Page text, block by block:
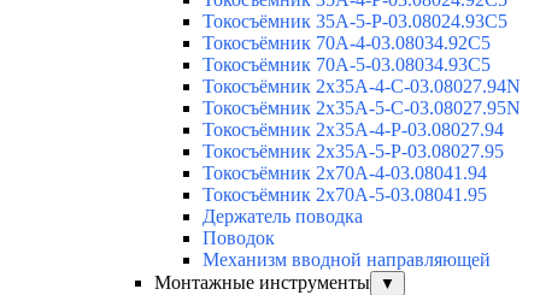
Токосъёмник 35А-5-Р-03.08024.93C5
Токосъёмник 70А-4-03.08034.92C5
Токосъёмник 70А-5-03.08034.93C5
Токосъёмник 2х35А-4-С-03.08027.94N
Токосъёмник 2х35А-5-С-03.08027.95N
Токосъёмник 2х35А-4-Р-03.08027.94
Токосъёмник 2х35А-5-Р-03.08027.95
Токосъёмник 2х70А-4-03.08041.94
Токосъёмник 2х70А-5-03.08041.95
Держатель поводка
Поводок
Механизм вводной направляющей
Монтажные инструменты
▼